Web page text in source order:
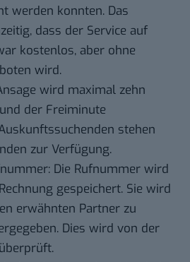
werden konnten. Das
dass der Service auf
kostenlos, aber ohne
wird.
wird maximal zehn
der Freiminute
stehen
zur Verfügung.
Die Rufnummer wird
gespeichert. Sie wird
erwähnten Partner zu
Dies wird von der